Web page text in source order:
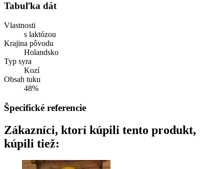
Tabuľka dát
Vlastnosti
s laktózou
Krajina pôvodu
Holandsko
Typ syra
Kozí
Obsah tuku
48%
Špecifické referencie
Zákazníci, ktorí kúpili tento produkt,
kúpili tiež: